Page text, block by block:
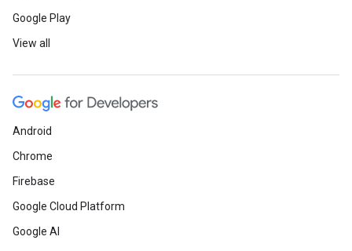
Google Play
View all
Android
Chrome
Firebase
Google Cloud Platform
Google AI